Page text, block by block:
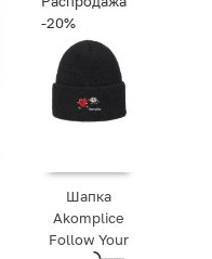
-20%
Шапка
Akomplice
Follow Your